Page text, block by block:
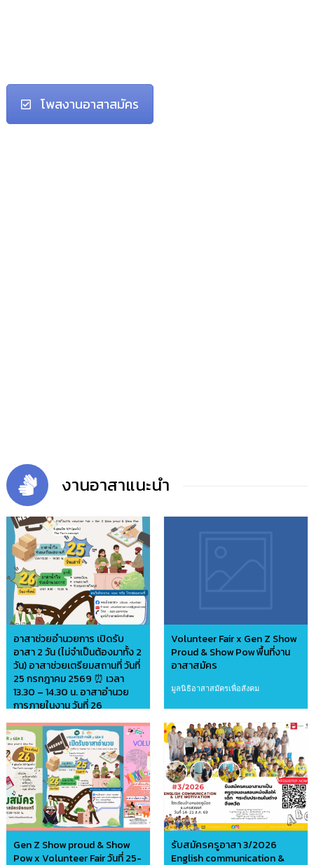
โพสงานอาสาสมัคร
งานอาสาแนะนำ
อาสาช่วยอำนวยการ เปิดรับ
อาสา 2 วัน (ไม่จำเป็นต้องมาทั้ง 2
วัน) อาสาช่วยเตรียมสถานที่ วันที่
25 กรกฎาคม 2569 ⏰ เวลา
13.30 – 14.30 น. อาสาอำนวย
การภายในงาน วันที่ 26
– 15.30 น.
มูลนิธิอาสาสมัครเพื่อสังคม
Volunteer Fair x Gen Z Show
Proud & Show Pow พื้นที่งาน
อาสาสมัคร
มูลนิธิอาสาสมัครเพื่อสังคม
Gen Z Show proud & Show
Pow x Volunteer Fair วันที่ 25-
รับสมัครครูอาสา 3/2026
English communication &